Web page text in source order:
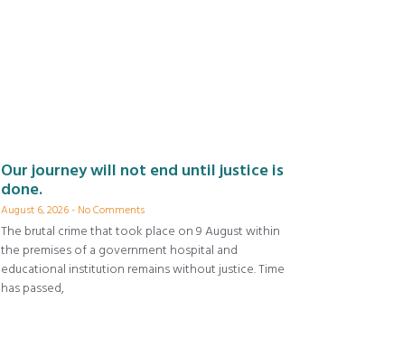
Our journey will not end until justice is
done.
August 6, 2026 No Comments
The brutal crime that took place on 9 August within
the premises of a government hospital and
educational institution remains without justice. Time
has passed,